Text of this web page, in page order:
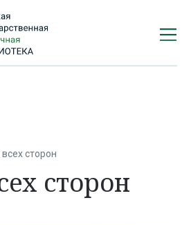
сторон
сторон